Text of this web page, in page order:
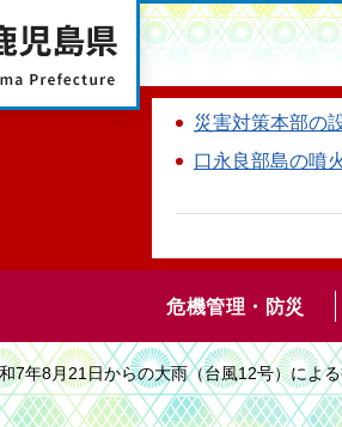
児島県
災害対策本部の
口永良部島の噴
危機管理・防災
7年8月21日からの大雨（台風12号）によ